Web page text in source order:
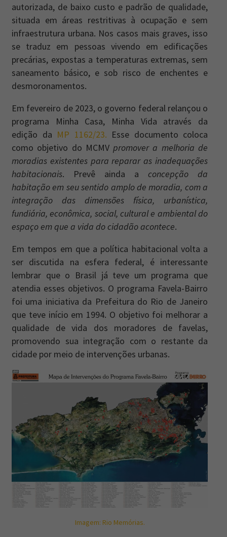
autorizada, de baixo custo e padrão de qualidade,
situada em áreas restritivas à ocupação e sem
infraestrutura urbana. Nos casos mais graves, isso
se traduz em pessoas vivendo em edificações
precárias, expostas a temperaturas extremas, sem
saneamento básico, e sob risco de enchentes e
desmoronamentos.
Em fevereiro de 2023, o governo federal relançou o
programa Minha Casa, Minha Vida através da
edição da MP 1162/23. Esse documento coloca
como objetivo do MCMVpromover a melhoria de
moradias existentes para reparar as inadequações
habitacionais. Prevê ainda a concepção da
habitação em seu sentido amplo de moradia, com a
integração das dimensões física, urbanística,
fundiária, econômica, social, cultural e ambiental do
espaço em que a vida do cidadão acontece.
Em tempos em que a política habitacional volta a
ser discutida na esfera federal, é interessante
lembrar que o Brasil já teve um programa que
atendia esses objetivos. O programa Favela-Bairro
foi uma iniciativa da Prefeitura do Rio de Janeiro
que teve início em 1994. O objetivo foi melhorar a
qualidade de vida dos moradores de favelas,
promovendo sua integração com o restante da
cidade por meio de intervenções urbanas.
Imagem: Rio Memórias.